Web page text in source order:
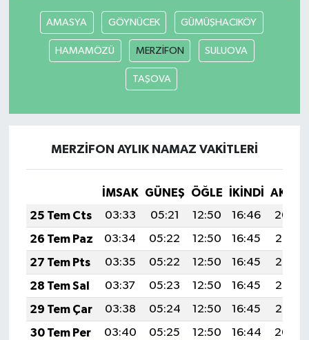
AMASYA GÖYNÜCEK GÜMÜŞHACIKÖY
HAMAMÖZÜ MERZİFON SULUOVA
TAŞOVA
MERZİFON AYLIK NAMAZ VAKITLERI
İMSAK GÜNEŞ ÖĞLE İKINDI
25 Tem Cts
03:33 05:21 12:50 16:46
20:09
26 Tem Paz
03:34 05:22 12:50 16:45
20:08
27 Tem Pts
03:35 05:22 12:50 16:45
20:07
28 Tem Sal
03:37 05:23 12:50 16:45
20:06
29 Tem Çar
03:38 05:24 12:50 16:45
20:05
30 Tem Per
03:40 05:25 12:50 16:44
20:04